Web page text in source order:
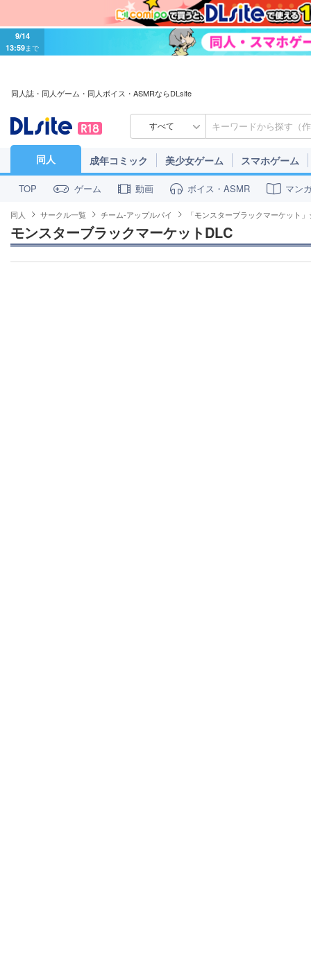
9/14
13:59まで
同人誌・同人ゲーム・同人ボイス・ASMRならDLsite
すべて
同人 成年コミック 美少女ゲーム スマホゲーム
TOP ゲーム 動画 ボイス・ASMR マン
同人 サークル一覧 チーム-アップルパイ 「モンスターブラックマーケット
モンスターブラックマーケットDLC